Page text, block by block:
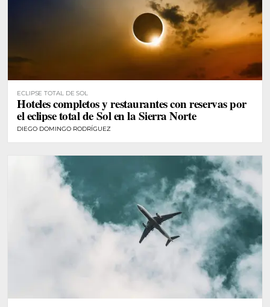
ECLIPSE TOTAL DE SOL
Hoteles completos y restaurantes con reservas por
el eclipse total de Sol en la Sierra Norte
DIEGO DOMINGO RODRÍGUEZ